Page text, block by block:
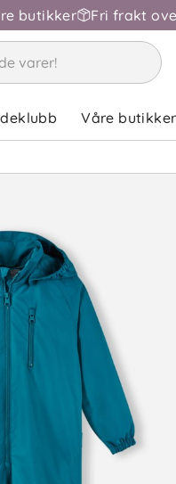
butikker Fri frakt
Våre butikker